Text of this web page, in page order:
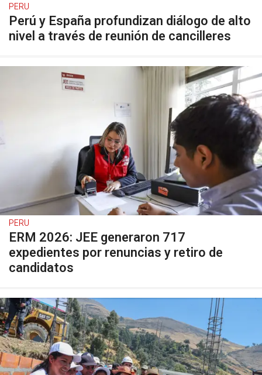
PERU
Perú y España profundizan diálogo de alto
nivel a través de reunión de cancilleres
PERU
ERM 2026: JEE generaron 717
expedientes por renuncias y retiro de
candidatos